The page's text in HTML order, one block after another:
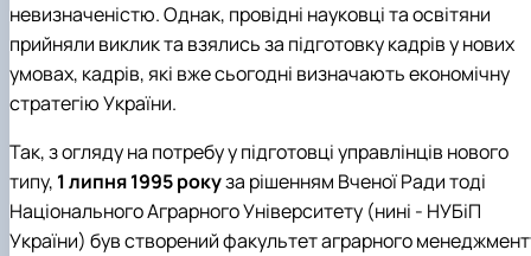
невизначеністю. Однак, провідні науковці та освітяни
прийняли виклик та взялись за підготовку кадрів у нових
умовах, кадрів, які вже сьогодні визначають економічну
стратегію України.
Так, з огляду на потребу у підготовці управлінців нового
типу, 1 липня 1995 рокуза рішенням Вченої Ради тоді
Національного Аграрного Університету (нині - НУБіП
України) був створений факультет аграрного